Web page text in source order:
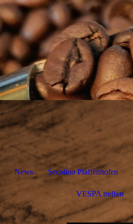
News Secolino Pfaffenhofen
VESPA treffen